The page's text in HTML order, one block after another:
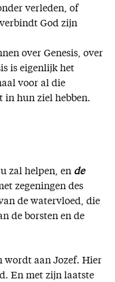
verleden, of
God zijn
over Genesis, over
is eigenlijk het
voor al die
in hun ziel hebben.
zal helpen, en de
zegeningen des
de watervloed, die
de borsten en de
wordt aan Jozef. Hier
En met zijn laatste